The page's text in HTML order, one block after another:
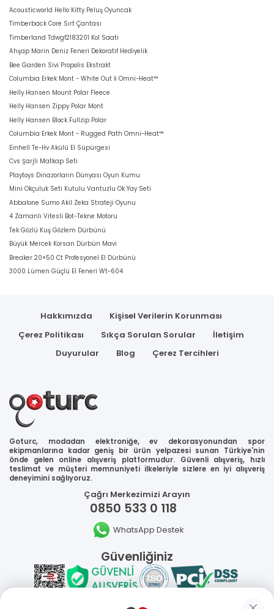
Acousticworld Hello Kitty Peluş Oyuncak
Timberback Core Sırt Çantası
Timberland Tdwgf2183201 Kol Saati
Ahşap Marin Deniz Feneri Dekoratif Hediyelik
Bee Garden Sivi Propolis Ekstrakt
Columbia Erkek Mont - White Out İi Omni-Heat™
Helly Hansen Mount Polar Fleece
Helly Hansen Zippy Polar Mont
Helly Hansen Block Fullzip Polar
Columbia Erkek Mont - Rugged Path Omni-Heat™
Einhell Te-Hv Akülü El Süpürgesi
Cvs Şarjli Matkap Seti
Playtoys Dinazorların Dünyası Oyun Kumu
Mini Okçuluk Seti Kutulu Vantuzlu Ok Yay Seti
Abbalone Sumo Akil Zeka Strateji Oyunu
4 Zamanlı Vitesli Bot-Tekne Motoru
Tek Gözlü Kuş Gözlem Dürbünü
Büyük Mercek Korsan Dürbün Mavi
Breaker 20×50 Ct Profesyonel El Dürbünü
3000 Lümen Güçlü El Feneri Wt-604
Hakkımızda
Kişisel Verilerin Korunması
Çerez Politikası
Sıkça Sorulan Sorular
İletişim
Duyurular
Blog Çerez Tercihleri
Goturc, modadan elektroniğe, ev dekorasyonundan spor
ekipmanlarına kadar geniş bir ürün yelpazesi sunan Türkiye'nin
önde gelen online alışveriş platformudur. Güvenli alışveriş, hızlı
teslimat ve müşteri memnuniyeti ilkeleriyle sizlere en iyi alışveriş
deneyimini sağlıyoruz.
Çağrı Merkezimizi Arayın
0850 533 0 118
WhatsApp Destek
Güvenliğiniz